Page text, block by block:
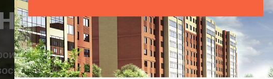
часы»
объект. В рамках